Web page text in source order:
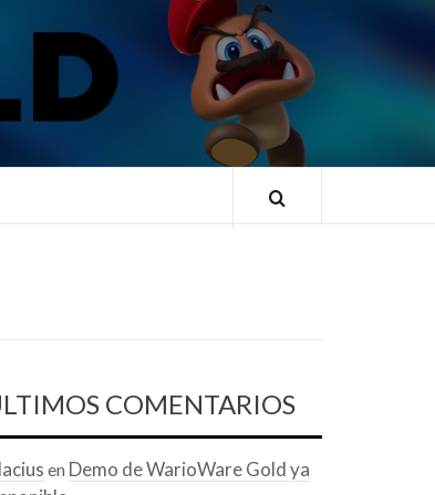
COMENTARIOS
en Demo de WarioWare Gold ya